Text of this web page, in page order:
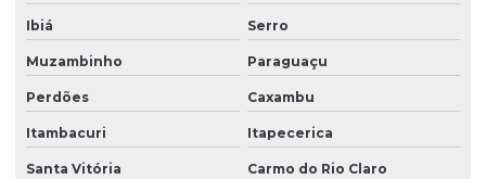
Ibiá Serro
Muzambinho Paraguaçu
Perdões Caxambu
Itambacuri Itapecerica
Santa Vitória Carmo do Rio Claro